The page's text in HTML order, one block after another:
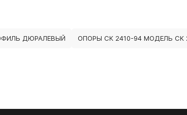
ДЮРАЛЕВЫЙ ОПОРЫ СК 2410-94 МОДЕЛЬ СК